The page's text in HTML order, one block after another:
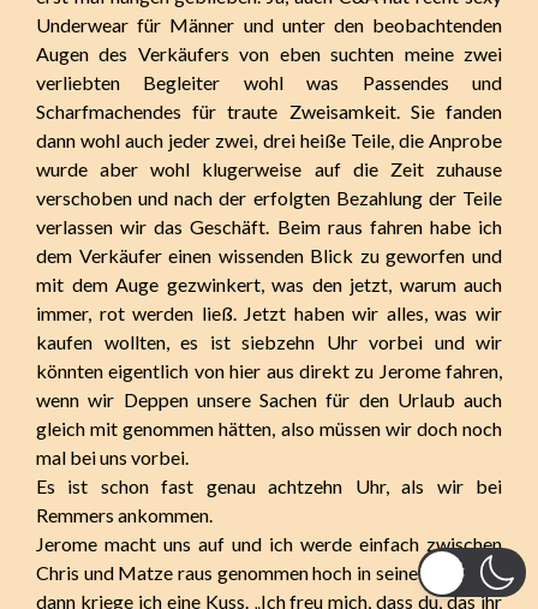
Underwear für Männer und unter den beobachtenden
Augen des Verkäufers von eben suchten meine zwei
verliebten Begleiter wohl was Passendes und
Scharfmachendes für traute Zweisamkeit. Sie fanden
dann wohl auch jeder zwei, drei heiße Teile, die Anprobe
wurde aber wohl klugerweise auf die Zeit zuhause
verschoben und nach der erfolgten Bezahlung der Teile
verlassen wir das Geschäft. Beim raus fahren habe ich
dem Verkäufer einen wissenden Blick zu geworfen und
mit dem Auge gezwinkert, was den jetzt, warum auch
immer, rot werden ließ. Jetzt haben wir alles, was wir
kaufen wollten, es ist siebzehn Uhr vorbei und wir
könnten eigentlich von hier aus direkt zu Jerome fahren,
wenn wir Deppen unsere Sachen für den Urlaub auch
gleich mit genommen hätten, also müssen wir doch noch
mal bei uns vorbei.
Es ist schon fast genau achtzehn Uhr, als wir bei
Remmers ankommen.
Jerome macht uns auf und ich werde einfach zwischen
Chris und Matze raus genommen hoch in seine Arme und
dann kriege ich eine Kuss. „Ich freu mich, dass du, das ihr